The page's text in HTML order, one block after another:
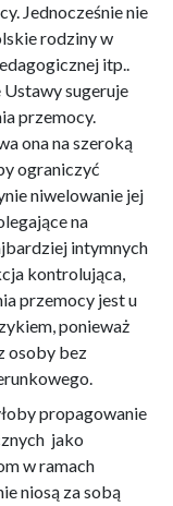
Jednocześnie nie
rodziny w
itp..
Ustawy sugeruje
przemocy.
ona na szeroką
ograniczyć
niwelowanie jej
na
intymnych
kontrolująca,
przemocy jest u
ponieważ
osoby bez
propagowanie
jako
w ramach
niosą za sobą